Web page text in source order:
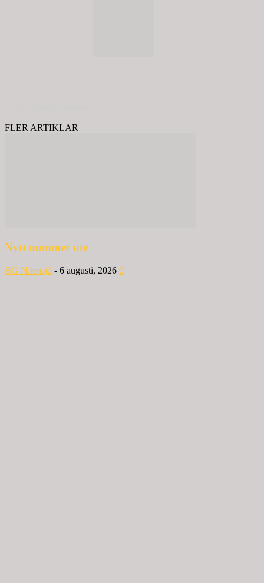
FLER ARTIKLAR
Nytt nummer ute
BG Nilensjö - 6 augusti, 2026 0